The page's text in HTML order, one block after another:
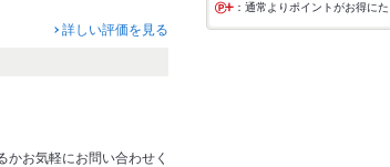
詳しい評価を見る
お気軽にお問い合わせく
：通常よりポイントがお得に